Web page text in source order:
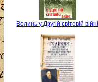
Волинь у Другій світовій війні